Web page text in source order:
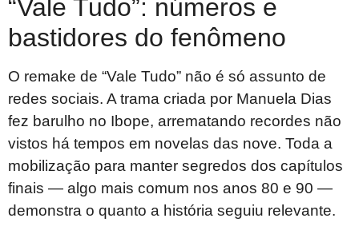
“Vale Tudo”: números e
bastidores do fenômeno
O remake de “Vale Tudo” não é só assunto de
redes sociais. A trama criada por Manuela Dias
fez barulho no Ibope, arrematando recordes não
vistos há tempos em novelas das nove. Toda a
mobilização para manter segredos dos capítulos
finais — algo mais comum nos anos 80 e 90 —
demonstra o quanto a história seguiu relevante.